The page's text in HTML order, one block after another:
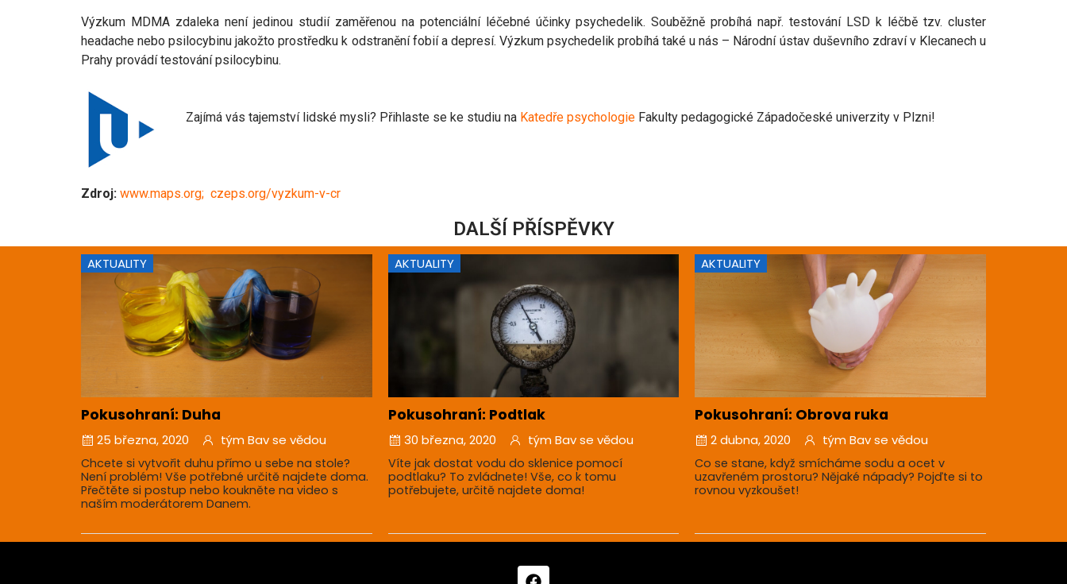
Výzkum MDMA zdaleka není jedinou studií zaměřenou na potenciální léčebné účinky psychedelik. Souběžně probíhá např. testování LSD k léčbě tzv. cluster
headache nebo psilocybinu jakožto prostředku k odstranění fobií a depresí. Výzkum psychedelik probíhá také u nás – Národní ústav duševního zdraví v Klecanech u
Prahy provádí testování psilocybinu.
Zajímá vás tajemství lidské mysli? Přihlaste se ke studiu na Katedře psychologie Fakulty pedagogické Západočeské univerzity v Plzni!
Zdroj: www.maps.org; czeps.org/vyzkum-v-cr
DALŠÍ PŘÍSPĚVKY
AKTUALITY
Pokusohraní: Duha
25 března, 2020 tým Bav se vědou
Chcete si vytvořit duhu přímo u sebe na stole?
Není problém! Vše potřebné určitě najdete doma.
Přečtěte si postup nebo koukněte na video s
naším moderátorem Danem.
AKTUALITY
Pokusohraní: Podtlak
30 března, 2020 tým Bav se vědou
Víte jak dostat vodu do sklenice pomocí
podtlaku? To zvládnete! Vše, co k tomu
potřebujete, určitě najdete doma!
AKTUALITY
Pokusohraní: Obrova ruka
2 dubna, 2020 tým Bav se vědou
Co se stane, když smícháme sodu a ocet v
uzavřeném prostoru? Nějaké nápady? Pojďte si to
rovnou vyzkoušet!